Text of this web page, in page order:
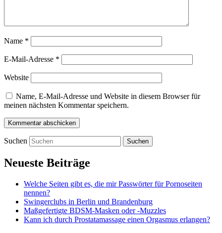
Name *
E-Mail-Adresse *
Website
Name, E-Mail-Adresse und Website in diesem Browser für
meinen nächsten Kommentar speichern.
Suchen
Neueste Beiträge
Welche Seiten gibt es, die mir Passwörter für Pornoseiten
nennen?
Swingerclubs in Berlin und Brandenburg
Maßgefertigte BDSM-Masken oder -Muzzles
Kann ich durch Prostatamassage einen Orgasmus erlangen?